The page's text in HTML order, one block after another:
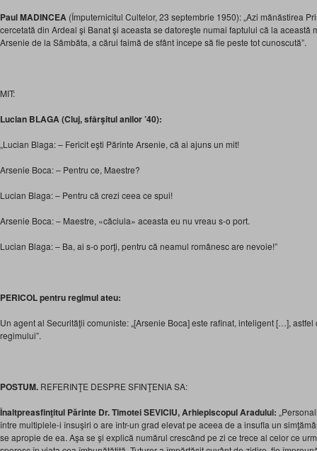
Paul MADINCEA (Împuternicitul Cultelor, 23 septembrie 1950): „Azi mănăstirea
cercetată din Ardeal şi Banat şi aceasta se datoreşte numai faptului că la această
Arsenie de la Sâmbăta, a cărui faimă de sfânt începe să fie peste tot cunoscută”.
MIT:
Lucian BLAGA (Cluj, sfârşitul anilor ’40):
„Lucian Blaga: – Fericit eşti Părinte Arsenie, că ai ajuns un mit!
Arsenie Boca: – Pentru ce, Maestre?
Lucian Blaga: – Pentru că crezi ceea ce spui!
Arsenie Boca: – Maestre, «căciula» aceasta eu nu vreau s-o port.
Lucian Blaga: – Ba, ai s-o porţi, pentru că neamul românesc are nevoie!”
PERICOL pentru regimul ateu:
Un agent al Securităţii comuniste: „[Arsenie Boca] este rafinat, inteligent […],
regimului”.
POSTUM. REFERINŢE DESPRE SFINŢENIA SA:
Înaltpreasfinţitul Părinte Dr. Timotei SEVICIU, Arhiepiscopul Aradului:
între multiplele-i însuşiri o are într-un grad elevat pe aceea de a insufla un
se apropie de ea. Aşa se şi explică numărul crescând pe zi ce trece al celor ce